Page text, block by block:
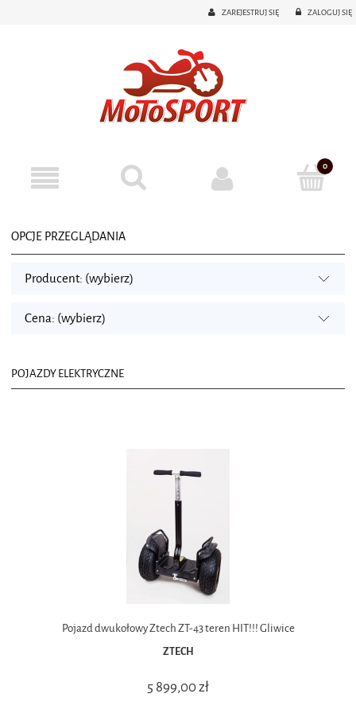
ZAREJESTRUJ SIĘ ZALOGUJ SIĘ
OPCJE PRZEGLĄDANIA
Producent: (wybierz)
Cena: (wybierz)
POJAZDY ELEKTRYCZNE
Pojazd dwukołowy Ztech ZT-43 teren HIT!!! Gliwice
ZTECH
5 899,00 zł